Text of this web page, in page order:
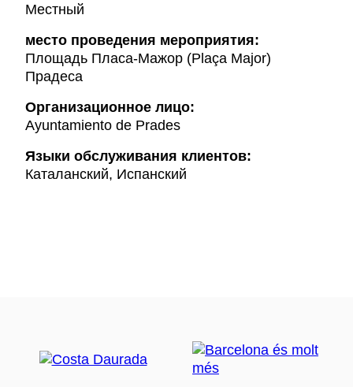
Местный
место проведения мероприятия:
Площадь Пласа-Мажор (Plaça Major)
Прадеса
Организационное лицо:
Ayuntamiento de Prades
Языки обслуживания клиентов:
Каталанский, Испанский